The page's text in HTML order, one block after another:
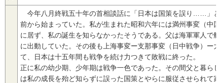
今年八月終戦五十年の首相談話に「日本は国策を誤り……」
前から始まっていた。私が生まれた昭和六年には満州事変（中
に居ず、私の誕生を知らなかったそうである。父は海軍軍人で
に出動していた。その後も上海事変ー支那事変（日中戦争）ー
て、日本は十五年間も戦争を続け力つきて敗戦に終った。
正に私の幼少期、少年期は戦争一色であった。その間父と暮ら
は私の成長を殆ど知らずに誤った国策とやらに服従させられて